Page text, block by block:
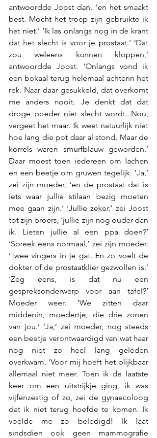
antwoordde Joost dan, ’en het smaakt
best. Mocht het troep zijn gebruikte ik
het niet.’ ‘Ik las onlangs nog in de krant
dat het slecht is voor je prostaat.’ ‘Dat
zou weleens kunnen kloppen,’
antwoordde Joost. ‘Onlangs vond ik
een bokaal terug helemaal achterin het
rek. Naar daar gesukkeld, dat overkomt
me anders nooit. Je denkt dat dat
droge poeder niet slecht wordt. Nou,
vergeet het maar. Ik weet natuurlijk niet
hoe lang die pot daar al stond. Maar de
korrels waren smurfblauw geworden.’
Daar moest toen iedereen om lachen
en een beetje om gruwen tegelijk. ‘Ja,’
zei zijn moeder, ‘en de prostaat dat is
iets waar jullie stilaan bezig moeten
mee gaan zijn.’ ‘Jullie zeker,’ zei Joost
tot zijn broers, ‘jullie zijn nog ouder dan
ik. Lieten jullie al een ppa doen?’
‘Spreek eens normaal,’ zei zijn moeder.
‘Twee vingers in je gat. En zo voelt de
dokter of de prostaatklier gezwollen is.’
‘Zeg eens, is dat nu een
gespreksonderwerp voor aan tafel?’
Moeder weer. ‘We zitten daar
middenin, moedertje, die drie zonen
van jou.’ ‘Ja,’ zei moeder, nog steeds
een beetje verontwaardigd van wat haar
nog niet zo heel lang geleden
overkwam. ‘Voor mij hoeft het blijkbaar
allemaal niet meer. Toen ik de laatste
keer om een uitstrijkje ging, ik was
vijfenzestig of zo, zei de gynaecoloog
dat ik niet terug hoefde te komen. Ik
voelde me zo beledigd! Ik laat
sindsdien ook geen mammografie